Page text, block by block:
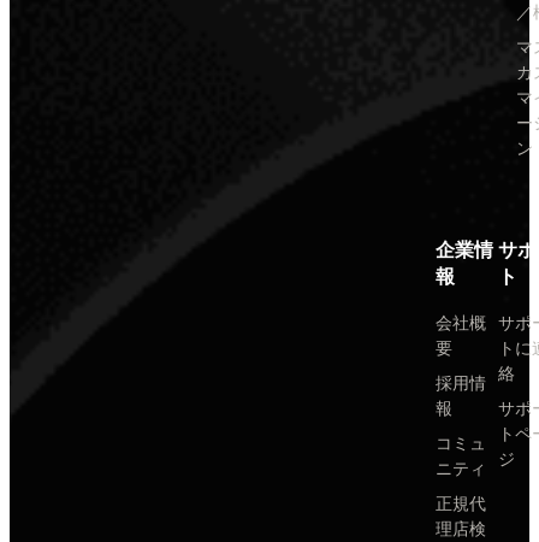
／
マ
カ
マ
ー
ン
企業情
報
会社概
要
採用情
報
コミュ
ニティ
正規代
理店検
サ
ト
サポ
トに
絡
サポ
トペ
ジ